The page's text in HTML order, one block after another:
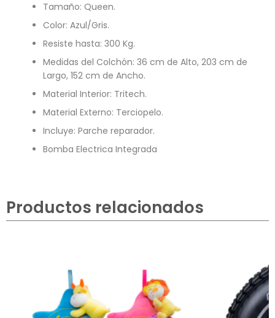
Tamaño: Queen.
Color: Azul/Gris.
Resiste hasta: 300 Kg.
Medidas del Colchón: 36 cm de Alto, 203 cm de
Largo, 152 cm de Ancho.
Material Interior: Tritech.
Material Externo: Terciopelo.
Incluye: Parche reparador.
Bomba Electrica Integrada
Productos relacionados